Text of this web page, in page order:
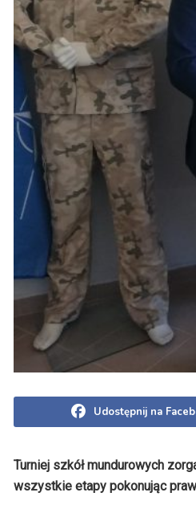
Udostępnij na
Turniej szkół mundurowych
wszystkie etapy pokonując